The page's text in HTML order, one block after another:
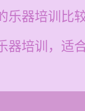
器培训比较
器培训，适